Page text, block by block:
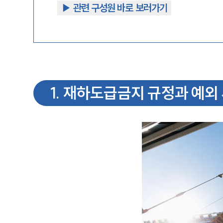
▶︎ 관련 구성원 바로 보러가기
1. 재하도급금지 규정과 예외